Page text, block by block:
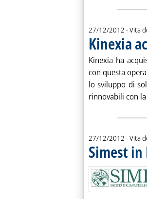
27/12/2012 - Vita
Kinexia
Kinexia ha
con questa
lo sviluppo di
rinnovabili con
27/12/2012 - Vita
Simest in